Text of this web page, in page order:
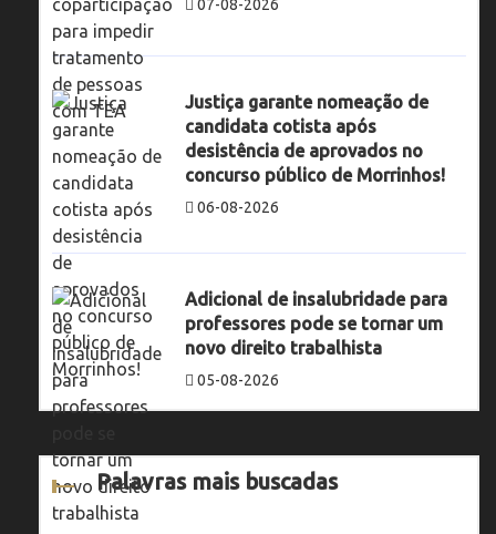
07-08-2026
Justiça garante nomeação de
candidata cotista após
desistência de aprovados no
concurso público de Morrinhos!
06-08-2026
Adicional de insalubridade para
professores pode se tornar um
novo direito trabalhista
05-08-2026
Palavras mais buscadas